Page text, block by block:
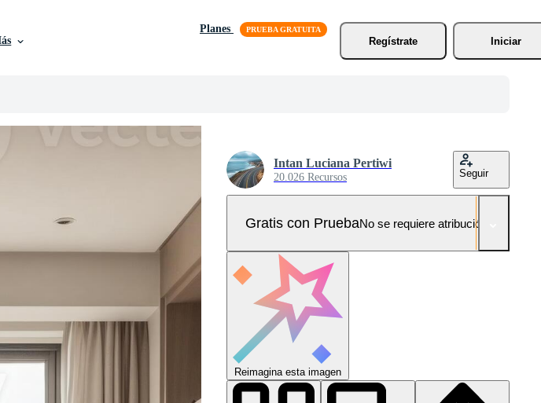
Planes
Regístrate
Iniciar
Intan Luciana Pertiwi
20.026 Recursos Seguir
Gratis con PruebaNo se requiere atribución!
Reimagina esta imagen